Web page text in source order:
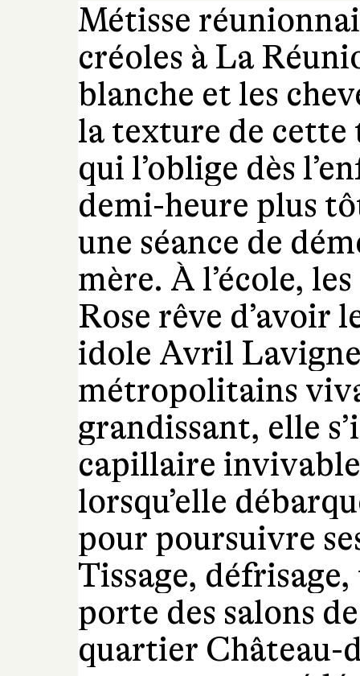
Métisse
créoles à La
blanche et les
la texture de cette
qui l’oblige dès
demi-heure plus
une séance de
mère. À l’école,
Rose rêve d’avoir
idole Avril
métropolitains
grandissant, elle
capillaire
lorsqu’elle
pour poursuivre
Tissage,
porte des salons
quartier Château-